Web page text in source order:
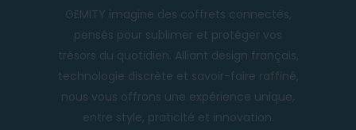
GEMITY imagine des coffrets connectés,
pensés pour sublimer et protéger vos
trésors du quotidien. Alliant design français,
technologie discrète et savoir-faire raffiné,
nous vous offrons une expérience unique,
entre style, praticité et innovation.